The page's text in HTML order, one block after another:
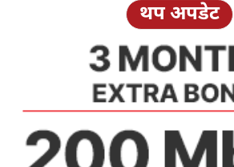
थप अपडेट